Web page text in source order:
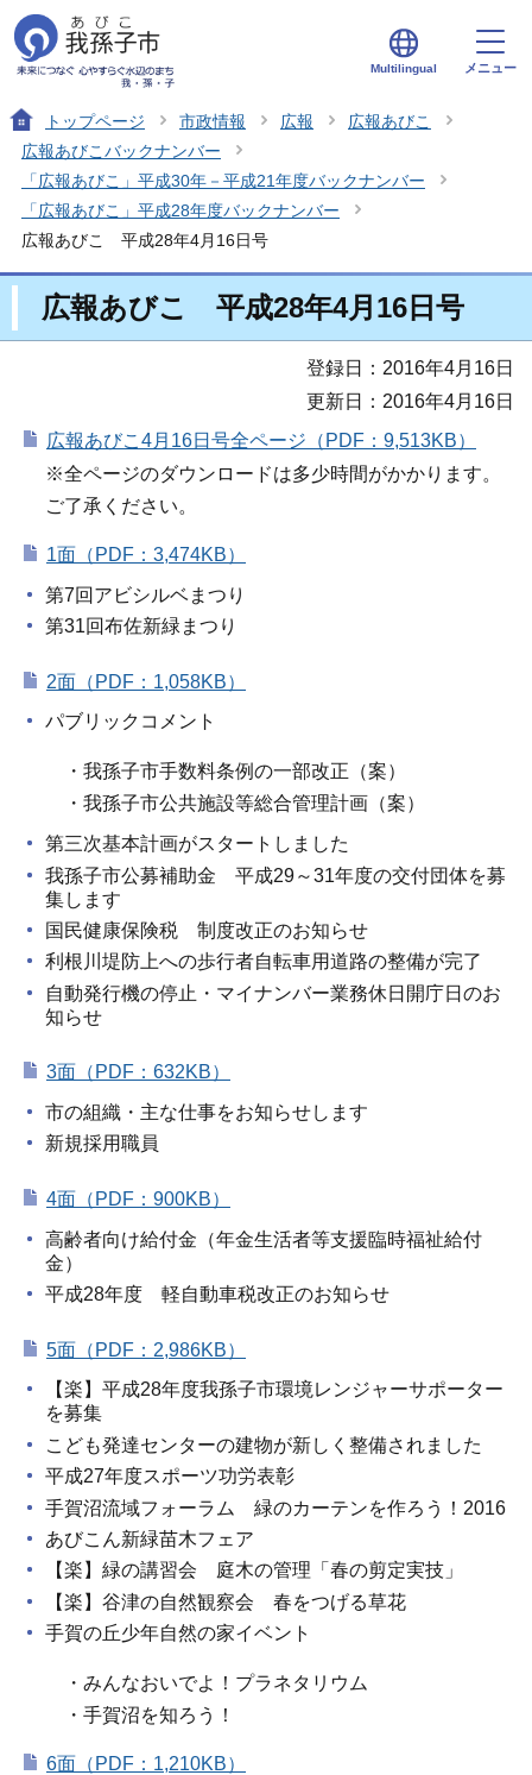
Multilingual メニュー
トップページ 市政情報 広報
広報あびこ
広報あびこバックナンバー
「広報あびこ」平成30年－平成21年度バックナンバー
「広報あびこ」平成28年度バックナンバー
広報あびこ 平成28年4月16日号
広報あびこ 平成28年4月16日号
登録日：2016年4月16日
更新日：2016年4月16日
広報あびこ4月16日号全ページ（PDF：9,513KB）
※全ページのダウンロードは多少時間がかかります。
ご了承ください。
1面（PDF：3,474KB）
第7回アビシルベまつり
第31回布佐新緑まつり
2面（PDF：1,058KB）
パブリックコメント
・我孫子市手数料条例の一部改正（案）
・我孫子市公共施設等総合管理計画（案）
第三次基本計画がスタートしました
我孫子市公募補助金 平成29～31年度の交付団体を募
集します
国民健康保険税 制度改正のお知らせ
利根川堤防上への歩行者自転車用道路の整備が完了
自動発行機の停止・マイナンバー業務休日開庁日のお
知らせ
3面（PDF：632KB）
市の組織・主な仕事をお知らせします
新規採用職員
4面（PDF：900KB）
高齢者向け給付金（年金生活者等支援臨時福祉給付
金）
平成28年度 軽自動車税改正のお知らせ
5面（PDF：2,986KB）
【楽】平成28年度我孫子市環境レンジャーサポーター
を募集
こども発達センターの建物が新しく整備されました
平成27年度スポーツ功労表彰
手賀沼流域フォーラム 緑のカーテンを作ろう！2016
あびこん新緑苗木フェア
【楽】緑の講習会 庭木の管理「春の剪定実技」
【楽】谷津の自然観察会 春をつげる草花
手賀の丘少年自然の家イベント
・みんなおいでよ！プラネタリウム
・手賀沼を知ろう！
6面（PDF：1,210KB）